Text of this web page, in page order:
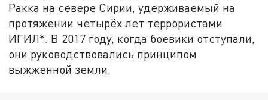
Ракка на севере Сирии, удерживаемый на
протяжении четырёх лет террористами
ИГИЛ*. В 2017 году, когда боевики отступали,
они руководствовались принципом
выжженной земли.